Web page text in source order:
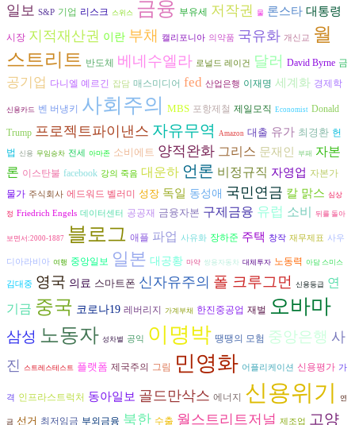
일보
S&P 기업 리스크 스위스 금융 부유세 저작권 물 론스타 대통령
시장 지적재산권 이란 부채 캘리포니아 의약품 국유화 개신교
월
스트리트 반도체 베네수엘라 로널드 레이건 달러 David Byrne 금
공기업 다니엘 예르긴 잡담 매스미디어 fed 산업은행 이재명 세계화 경제학
신용카드 벤 버냉키 사회주의 MBS 포항제철 제일모직 Economist Donald
Trump 프로젝트파이낸스 자유무역 Amazon 대출 유가 최경환 헌
법 신용 무임승차 전세 아마존 소비에트 양적완화 그리스 문재인 부패
자본
론 이스탄불 facebook 강의 죽음 대운하 언론 비정규직 자영업 자본가
물가 주식회사 에드워드 벨러미 성장 독일 동성애 국민연금 칼 맑스 심상
정 Friedrich Engels 데이터센터 공공재 금융자본 구제금융 유럽 소비 뒤를 돌아
보면서:2000-1887 블로그 애플 파업 사유화 장하준 주택 창작 재무제표 사우
디아라비아 여행 중앙일보 일본 대공황 마약 쌍용자동차 대체투자 노동력 아담 스미스
김대중 영국 의료 스마트폰 신자유주의 폴 크루그먼 신용등급 연
기금 중국 코로나19 레버리지 가계부채 한진중공업 재벌 오바마
삼성 노동자 성차별 공익 이명박 땡땡의 모험 중앙은행 사
진
스트레스테스트 플랫폼 제국주의 그림 민영화 어플리케이션 신용평가 가
격 인프라스트럭처 동아일보 골드만삭스 에너지 신용위기 연
금 선거 최저임금 부외금융 북한 수출 월스트리트저널 제조업 고양